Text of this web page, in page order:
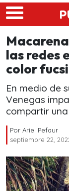
Skip to main
las redes
color
En medio de
Venegas
compartir
Por Ariel Pefaur
septiembre 22,